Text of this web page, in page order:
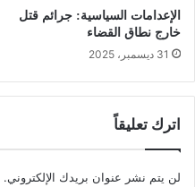
الإعدامات السياسية: جرائم قتل
خارج نطاق القضاء
31 ديسمبر، 2025
اترك تعليقاً
لن يتم نشر عنوان بريدك الإلكتروني.